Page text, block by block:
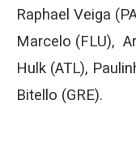
Raphael Veiga
Marcelo (FLU),
Hulk (ATL),
Bitello (GRE).